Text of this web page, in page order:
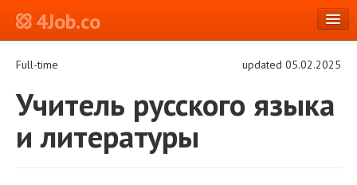
4Job.co
Full-time updated 05.02.2025
Учитель русского языка
и литературы